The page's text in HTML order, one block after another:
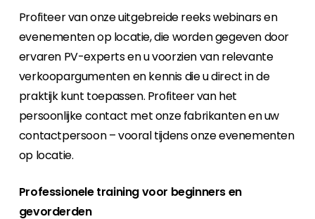
Carrière
Ben je op zoek naar een baan in de
hernieuwbare energiesector? Dan ben je hier
aan het juiste adres!
Huiseigenaar
Als u op zoek bent naar belangrijke product-
en branche-informatie, dan vindt u die hier.
Profiteer van onze uitgebreide reeks webinars en
evenementen op locatie, die worden gegeven door
ervaren PV-experts en u voorzien van relevante
verkoopargumenten en kennis die u direct in de
praktijk kunt toepassen. Profiteer van het
persoonlijke contact met onze fabrikanten en uw
contactpersoon – vooral tijdens onze evenementen
op locatie.
Professionele training voor beginners en
gevorderden